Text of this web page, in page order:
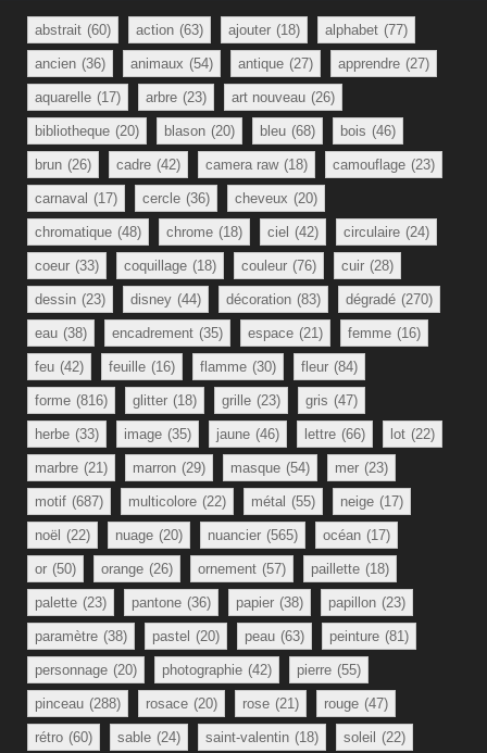
abstrait (60) action (63) ajouter (18) alphabet (77)
ancien (36) animaux (54) antique (27) apprendre (27)
aquarelle (17) arbre (23) art nouveau (26)
bibliotheque (20) blason (20) bleu (68) bois (46)
brun (26) cadre (42) camera raw (18) camouflage (23)
carnaval (17) cercle (36) cheveux (20)
chromatique (48) chrome (18) ciel (42) circulaire (24)
coeur (33) coquillage (18) couleur (76) cuir (28)
dessin (23) disney (44) décoration (83) dégradé (270)
eau (38) encadrement (35) espace (21) femme (16)
feu (42) feuille (16) flamme (30) fleur (84)
forme (816) glitter (18) grille (23) gris (47)
herbe (33) image (35) jaune (46) lettre (66) lot (22)
marbre (21) marron (29) masque (54) mer (23)
motif (687) multicolore (22) métal (55) neige (17)
noël (22) nuage (20) nuancier (565) océan (17)
or (50) orange (26) ornement (57) paillette (18)
palette (23) pantone (36) papier (38) papillon (23)
paramètre (38) pastel (20) peau (63) peinture (81)
personnage (20) photographie (42) pierre (55)
pinceau (288) rosace (20) rose (21) rouge (47)
rétro (60) sable (24) saint-valentin (18) soleil (22)